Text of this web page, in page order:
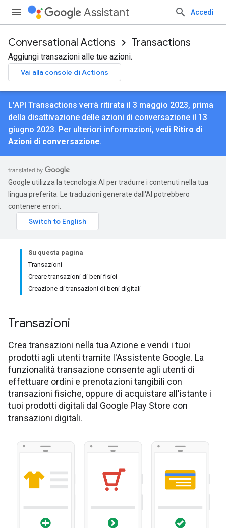
Assistant Accedi
Conversational Actions Transactions
Aggiungi transazioni alle tue azioni.
Vai alla console di Actions
L'API Transactions verrà ritirata il 3 maggio 2023, prima
della disattivazione delle azioni di conversazione il 13
giugno 2023. Per ulteriori informazioni, vedi Ritiro di
Azioni di conversazione.
Google utilizza la tecnologia AI per tradurre i contenuti nella tua
lingua preferita. Le traduzioni generate dall'AI potrebbero
contenere errori.
Su questa pagina
Transazioni
Creare transazioni di beni fisici
Creazione di transazioni di beni digitali
Transazioni
Crea transazioni nella tua Azione e vendi i tuoi
prodotti agli utenti tramite l'Assistente Google. La
funzionalità transazione consente agli utenti di
effettuare ordini e prenotazioni tangibili con
transazioni fisiche, oppure di acquistare all'istante i
tuoi prodotti digitali dal Google Play Store con
transazioni digitali.